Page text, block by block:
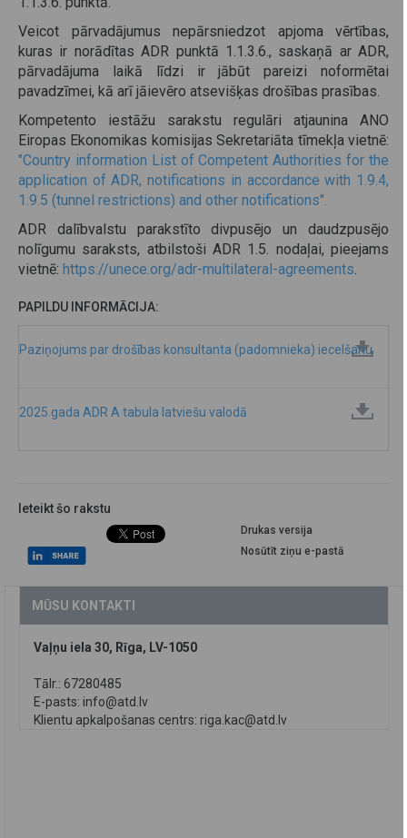
Veicot pārvadājumus nepārsniedzot apjoma vērtības,
kuras ir norādītas ADR punktā 1.1.3.6., saskaņā ar ADR,
pārvadājuma laikā līdzi ir jābūt pareizi noformētai
pavadzīmei, kā arī jāievēro atsevišķas drošības prasības.
Kompetento iestāžu sarakstu regulāri atjaunina ANO
Eiropas Ekonomikas komisijas Sekretariāta tīmekļa vietnē:
"Country information List of Competent Authorities for the
application of ADR, notifications in accordance with 1.9.4,
1.9.5 (tunnel restrictions) and other notifications".
ADR dalībvalstu parakstīto divpusējo un daudzpusējo
nolīgumu saraksts, atbilstoši ADR 1.5. nodaļai, pieejams
vietnē: https://unece.org/adr-multilateral-agreements.
PAPILDU INFORMĀCIJA:
Paziņojums par drošības konsultanta (padomnieka) iecelšanu
2025.gada ADR A tabula latviešu valodā
Ieteikt šo rakstu
Drukas versija
Nosūtīt ziņu e-pastā
MŪSU KONTAKTI
Vaļņu iela 30, Rīga, LV-1050
Tālr.: 67280485
E-pasts: info@atd.lv
Klientu apkalpošanas centrs: riga.kac@atd.lv